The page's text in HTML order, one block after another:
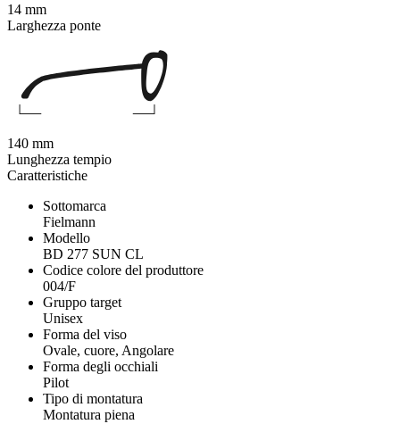
Caratteristiche
Sottomarca
Fielmann
Modello
BD 277 SUN CL
Codice colore del produttore
004/F
Gruppo target
Unisex
Forma del viso
Ovale, cuore, Angolare
Forma degli occhiali
Pilot
Tipo di montatura
Montatura piena
14 mm
Larghezza ponte
140 mm
Lunghezza tempio